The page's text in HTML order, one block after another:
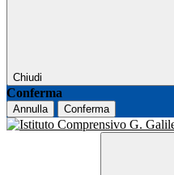
Chiudi
Conferma
Annulla Conferma